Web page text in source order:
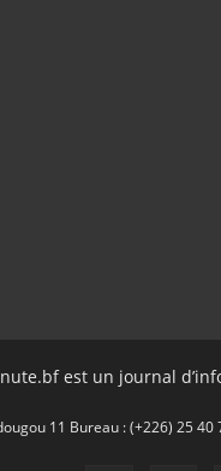
est un journal
11 Bureau : (+226) 25